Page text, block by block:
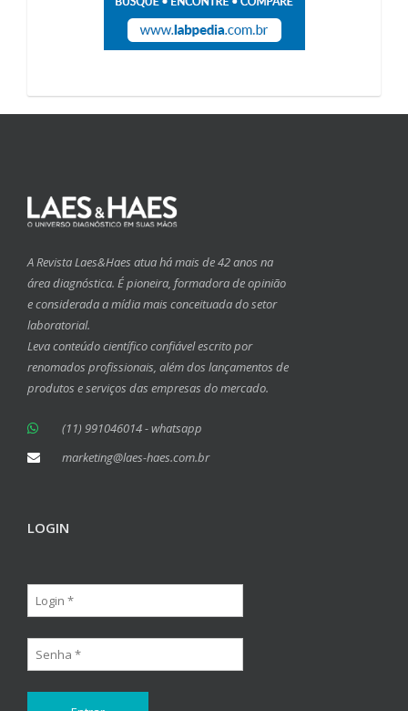
A Revista Laes&Haes atua há mais de 42 anos na
área diagnóstica. É pioneira, formadora de opinião
e considerada a mídia mais conceituada do setor
laboratorial.
Leva conteúdo científico confiável escrito por
renomados profissionais, além dos lançamentos de
produtos e serviços das empresas do mercado.
(11) 991046014 - whatsapp
marketing@laes-haes.com.br
LOGIN